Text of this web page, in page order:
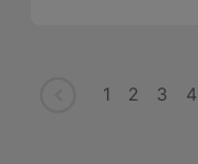
1 2 3 4